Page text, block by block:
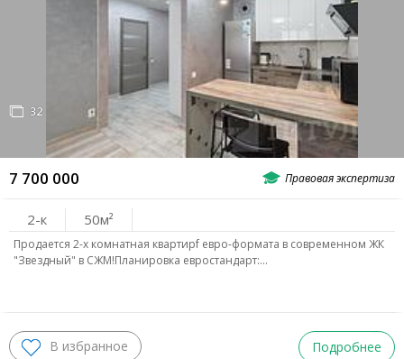
7 700 000
32
2-к 50
Продается 2-х комнатная квартирf евро-формата в современном ЖК
"Звездный" в СЖМ!Планировка евростандарт:…
Подробнее